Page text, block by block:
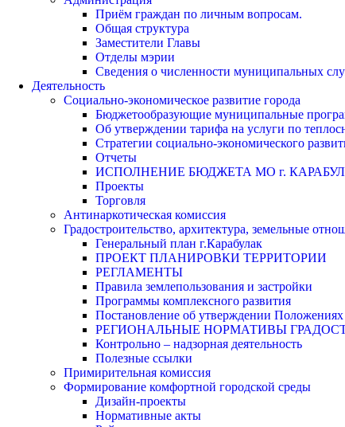
Приём граждан по личным вопросам.
Общая структура
Заместители Главы
Отделы мэрии
Сведения о численности муниципальных
Деятельность
Социально-экономическое развитие города
Бюджетообразующие муниципальные
Об утверждении тарифа на услуги по
Стратегии социально-экономического
Отчеты
ИСПОЛНЕНИЕ БЮДЖЕТА МО г.
Проекты
Торговля
Антинаркотическая комиссия
Градостроительство, архитектура, земельные
Генеральный план г.Карабулак
ПРОЕКТ ПЛАНИРОВКИ ТЕРРИТОРИИ
РЕГЛАМЕНТЫ
Правила землепользования и застройки
Программы комплексного развития
Постановление об утверждении
РЕГИОНАЛЬНЫЕ НОРМАТИВЫ
Контрольно – надзорная деятельность
Полезные ссылки
Примирительная комиссия
Формирование комфортной городской среды
Дизайн-проекты
Нормативные акты